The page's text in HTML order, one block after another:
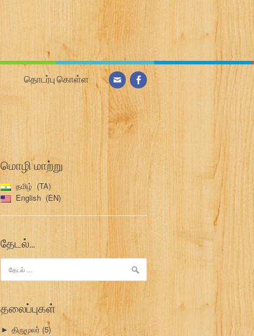
தொடர்பு கொள்ள
மொழி மாற்று
தமிழ்
TA
English
EN
தேடல்…
தேடு:
தலைப்புகள்
► திருமூலர் (5)